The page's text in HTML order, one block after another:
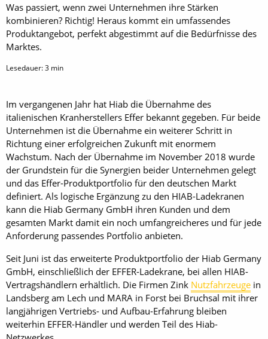
Was passiert, wenn zwei Unternehmen ihre Stärken
kombinieren? Richtig! Heraus kommt ein umfassendes
Produktangebot, perfekt abgestimmt auf die Bedürfnisse des
Marktes.
Lesedauer:3 min
Im vergangenen Jahr hat Hiab die Übernahme des
italienischen Kranherstellers Effer bekannt gegeben. Für beide
Unternehmen ist die Übernahme ein weiterer Schritt in
Richtung einer erfolgreichen Zukunft mit enormem
Wachstum. Nach der Übernahme im November 2018 wurde
der Grundstein für die Synergien beider Unternehmen gelegt
und das Effer-Produktportfolio für den deutschen Markt
definiert. Als logische Ergänzung zu den HIAB-Ladekranen
kann die Hiab Germany GmbH ihren Kunden und dem
gesamten Markt damit ein noch umfangreicheres und für jede
Anforderung passendes Portfolio anbieten.
Seit Juni ist das erweiterte Produktportfolio der Hiab Germany
GmbH, einschließlich der EFFER-Ladekrane, bei allen HIAB-
Vertragshändlern erhältlich. Die Firmen Zink Nutzfahrzeuge in
Landsberg am Lech und MARA in Forst bei Bruchsal mit ihrer
langjährigen Vertriebs- und Aufbau-Erfahrung bleiben
weiterhin EFFER-Händler und werden Teil des Hiab-